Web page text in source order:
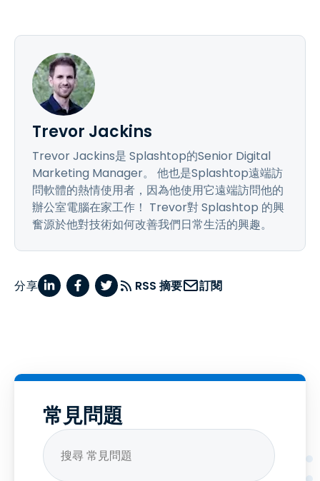
Trevor Jackins
Trevor Jackins是 Splashtop的Senior Digital
Marketing Manager。 他也是Splashtop遠端訪
問軟體的熱情使用者，因為他使用它遠端訪問他的
辦公室電腦在家工作！ Trevor對 Splashtop 的興
奮源於他對技術如何改善我們日常生活的興趣。
分享 RSS 摘要 訂閱
常見問題